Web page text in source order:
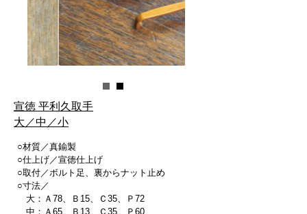
宣徳 平利久取手
大／中／小
○材質／真鍮製
○仕上げ／宣徳仕上げ
○取付／ボルト足、裏からナット止め
○寸法／
大：Ａ78、Ｂ15、Ｃ35、Ｐ72
中：Ａ65、Ｂ13、Ｃ35、Ｐ60